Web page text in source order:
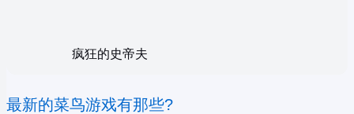
疯狂的史帝夫
最新的菜鸟游戏有那些?